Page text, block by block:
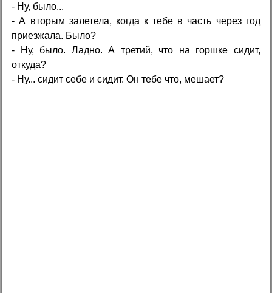
- Ну, было...
- А вторым залетела, когда к тебе в часть через год
приезжала. Было?
- Ну, было. Ладно. А третий, что на горшке сидит,
откуда?
- Ну... сидит себе и сидит. Он тебе что, мешает?